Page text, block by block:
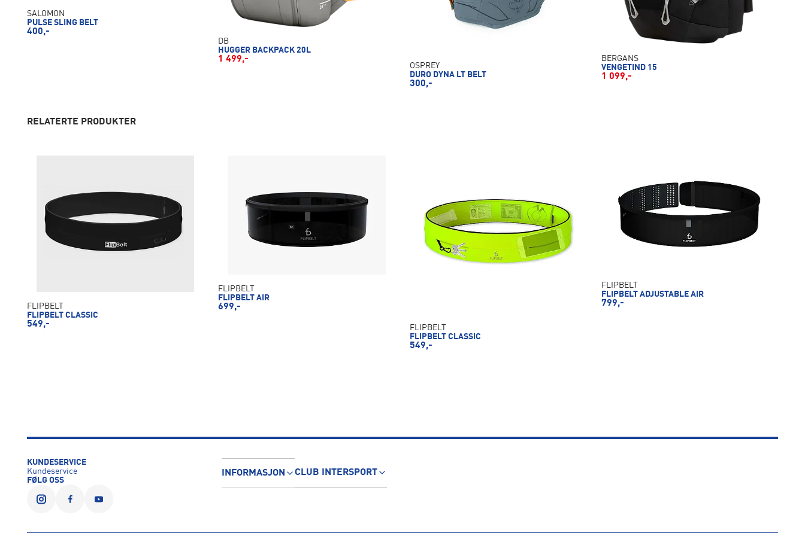
SALOMON
PULSE SLING BELT
400,-
DB
HUGGER BACKPACK 20L
1 499,-
OSPREY
DURO DYNA LT BELT
300,-
BERGANS
VENGETIND 15
1 099,-
RELATERTE PRODUKTER
FLIPBELT
FLIPBELT CLASSIC
549,-
FLIPBELT
FLIPBELT AIR
699,-
FLIPBELT
FLIPBELT CLASSIC
549,-
FLIPBELT
FLIPBELT ADJUSTABLE AIR
799,-
KUNDESERVICE
Kundeservice
FØLG OSS
INFORMASJON CLUB INTERSPORT